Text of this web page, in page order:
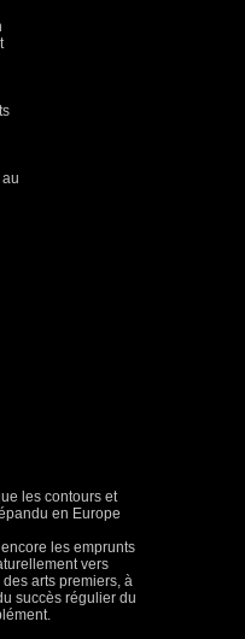
les contours et
en Europe
les emprunts
vers
arts premiers, à
succès régulier du